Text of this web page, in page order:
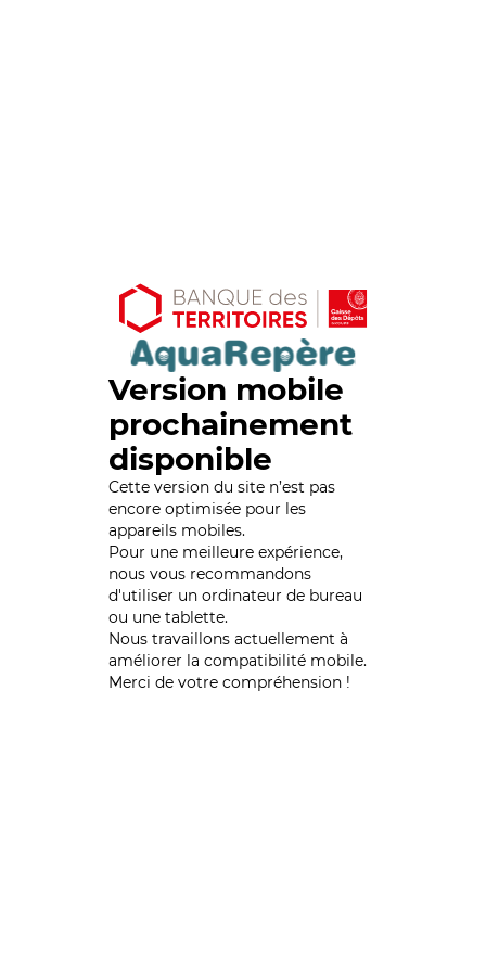
Version mobile
prochainement
disponible
Cette version du site n’est pas
encore optimisée pour les
appareils mobiles.
Pour une meilleure expérience,
nous vous recommandons
d'utiliser un ordinateur de bureau
ou une tablette.
Nous travaillons actuellement à
améliorer la compatibilité mobile.
Merci de votre compréhension !